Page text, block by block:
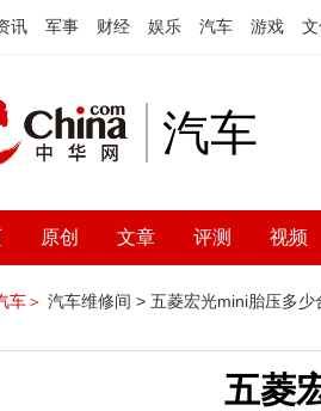
讯 军事 财经 娱乐 汽车 游戏
汽车
原创 文章 评测 视频
车＞ 汽车维修间 > 五菱宏光mini胎压多少
五菱